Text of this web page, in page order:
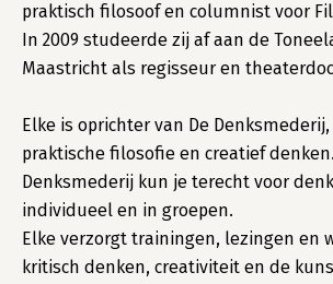
praktisch filosoof en columnist voor
In 2009 studeerde zij af aan de
Maastricht als regisseur en
Elke is oprichter van De
praktische filosofie en creatief
Denksmederij kun je terecht voor
individueel en in groepen.
Elke verzorgt trainingen, lezingen en
kritisch denken, creativiteit en de